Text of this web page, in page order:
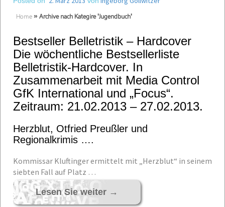
Home » Archive nach Kategire 'Jugendbuch'
Bestseller Belletristik – Hardcover
Die wöchentliche Bestsellerliste
Belletristik-Hardcover. In
Zusammenarbeit mit Media Control
GfK International und „Focus“.
Zeitraum: 21.02.2013 – 27.02.2013.
Herzblut, Otfried Preußler und
Regionalkrimis ….
Kommissar Kluftinger ermittelt mit „Herzblut“ in seinem
siebten Fall auf Platz …
Lesen Sie weiter →